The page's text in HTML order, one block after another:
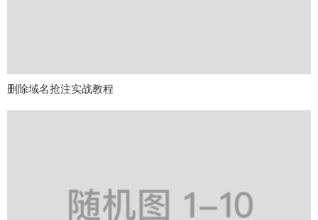
删除域名抢注实战教程